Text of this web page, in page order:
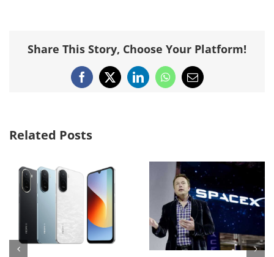
Share This Story, Choose Your Platform!
Facebook
X LinkedInWhatsApp
Email
Related Posts